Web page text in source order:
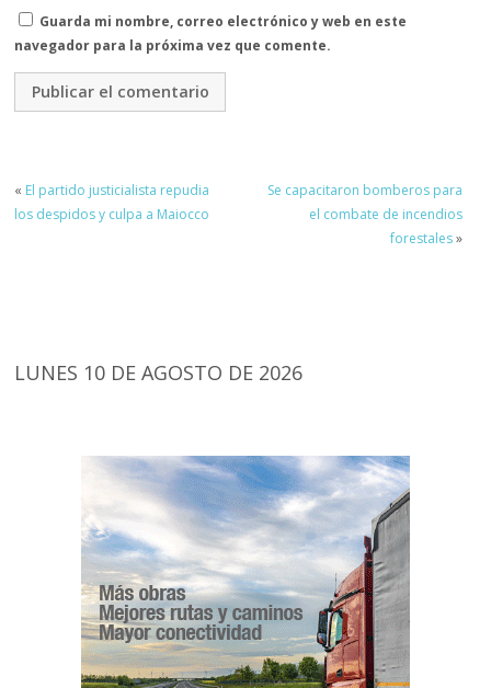
Guarda mi nombre, correo electrónico y web en este
navegador para la próxima vez que comente.
« El partido justicialista repudia
los despidos y culpa a Maiocco
Se capacitaron bomberos para
el combate de incendios
forestales»
LUNES 10 DE AGOSTO DE 2026